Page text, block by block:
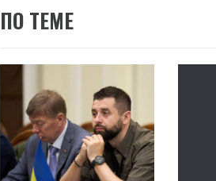
ПО ТЕМЕ